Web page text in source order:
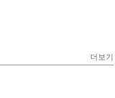
더보기